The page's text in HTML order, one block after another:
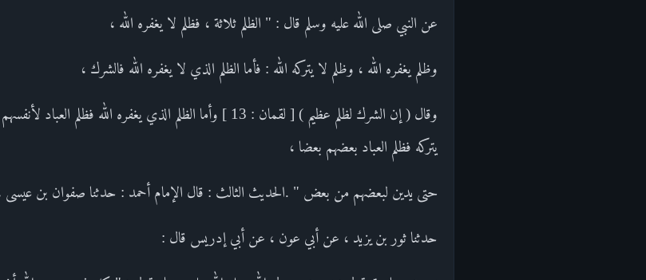
عن النبي صلى الله عليه وسلم قال : " الظلم ثلاثة ، فظلم لا يغفره الله ،
وظلم يغفره الله ، وظلم لا يتركه الله : فأما الظلم الذي لا يغفره الله فالشرك ،
وقال ( إن الشرك لظلم عظيم ) [ لقمان : 13 ] وأما الظلم الذي يغفره الله
يتركه فظلم العباد بعضهم بعضا ،
حتى يدين لبعضهم من بعض " .الحديث الثالث : قال الإمام أحمد : حدثنا صفوان بن عيسى
حدثنا ثور بن يزيد ، عن أبي عون ، عن أبي إدريس قال :